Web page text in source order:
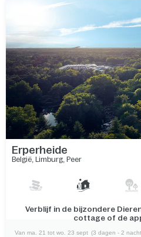
Erperheide
België, Limburg, Peer
Het enorme bos van Park
ontspannen
Van ma. 21 tot wo. 23 sept (3 dagen - 2